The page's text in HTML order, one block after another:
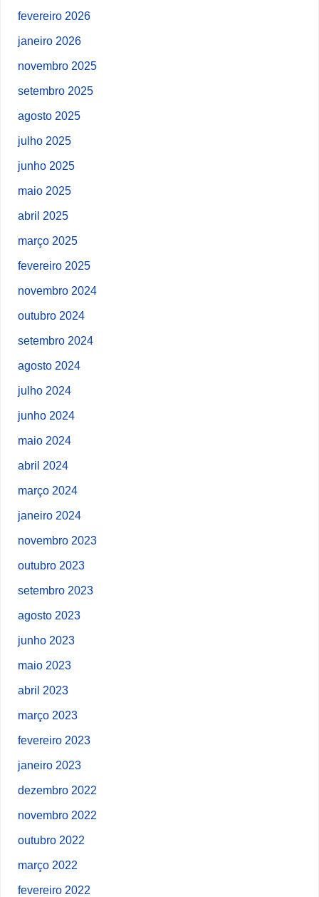
fevereiro 2026
janeiro 2026
novembro 2025
setembro 2025
agosto 2025
julho 2025
junho 2025
maio 2025
abril 2025
março 2025
fevereiro 2025
novembro 2024
outubro 2024
setembro 2024
agosto 2024
julho 2024
junho 2024
maio 2024
abril 2024
março 2024
janeiro 2024
novembro 2023
outubro 2023
setembro 2023
agosto 2023
junho 2023
maio 2023
abril 2023
março 2023
fevereiro 2023
janeiro 2023
dezembro 2022
novembro 2022
outubro 2022
março 2022
fevereiro 2022